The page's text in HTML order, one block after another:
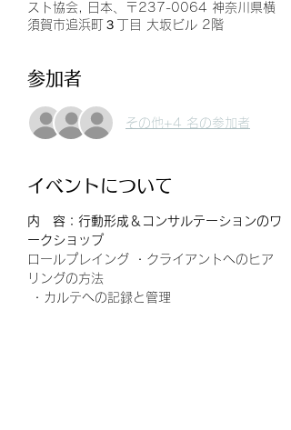
スト協会, 日本、〒237-0064 神奈川県横
須賀市追浜町３丁目 大坂ビル 2階
参加者
その他+4 名の参加者
イベントについて
内　容：行動形成＆コンサルテーションのワ
ークショップ
ロールプレイング ・クライアントへのヒア
リングの方法
・カルテへの記録と管理